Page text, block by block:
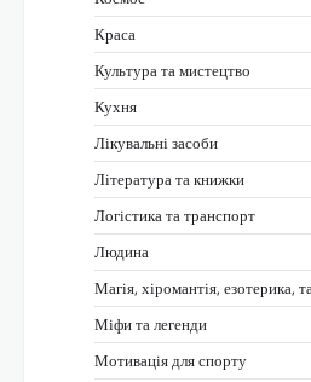
Краса
Культура та мистецтво
Кухня
Лікувальні засоби
Література та книжки
Логістика та транспорт
Людина
Магія, хіромантія, езотерика,
Міфи та легенди
Мотивація для спорту